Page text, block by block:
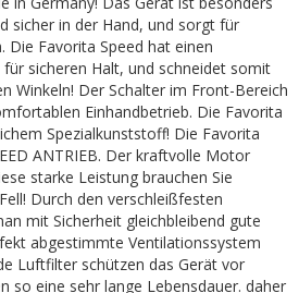
sicher in der Hand, und sorgt für
Die Favorita Speed hat einen
sicheren Halt, und schneidet somit
Winkeln! Der Schalter im Front-Bereich
Einhandbetrieb. Die Favorita
Spezialkunststoff! Die Favorita
ANTRIEB. Der kraftvolle Motor
starke Leistung brauchen Sie
Durch den verschleißfesten
mit Sicherheit gleichbleibend gute
abgestimmte Ventilationssystem
Luftfilter schützen das Gerät vor
so eine sehr lange Lebensdauer. daher